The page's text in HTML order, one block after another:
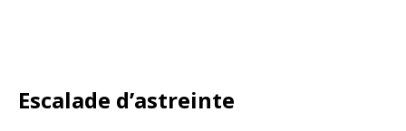
Escalade d’astreinte